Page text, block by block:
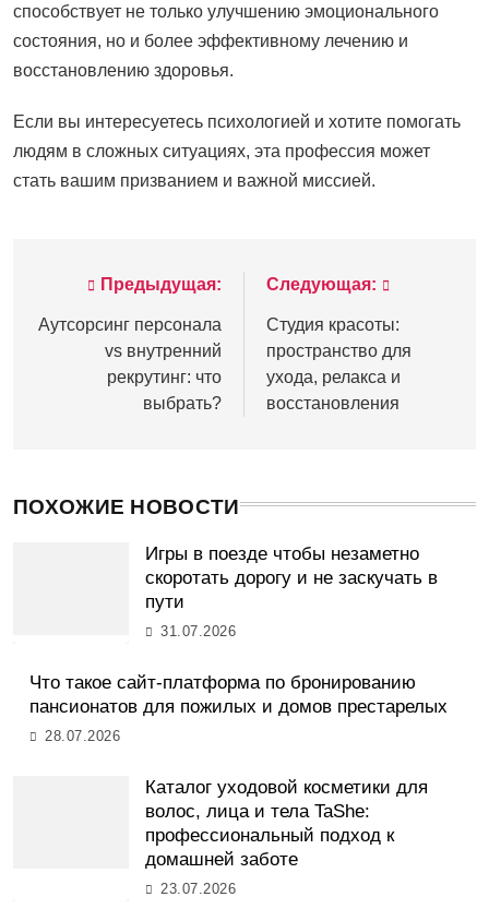
способствует не только улучшению эмоционального
состояния, но и более эффективному лечению и
восстановлению здоровья.
Если вы интересуетесь психологией и хотите помогать
людям в сложных ситуациях, эта профессия может
стать вашим призванием и важной миссией.
Навигация
по
записям
Предыдущая:
Аутсорсинг персонала
vs внутренний
рекрутинг: что
выбрать?
Следующая:
Студия красоты:
пространство для
ухода, релакса и
восстановления
ПОХОЖИЕ НОВОСТИ
Игры в поезде чтобы незаметно
скоротать дорогу и не заскучать в
пути
31.07.2026
Что такое сайт-платформа по бронированию
пансионатов для пожилых и домов престарелых
28.07.2026
Каталог уходовой косметики для
волос, лица и тела TaShe:
профессиональный подход к
домашней заботе
23.07.2026